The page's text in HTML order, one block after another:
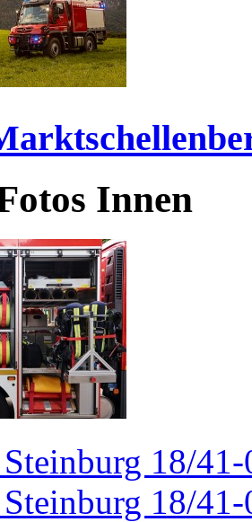
Innen
18/41-
18/41-